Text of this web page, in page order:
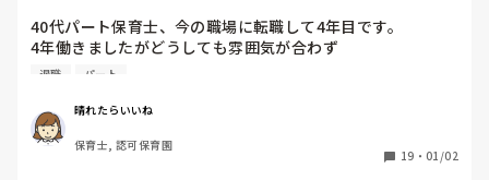
40代パート保育士、今の職場に転職して4年目です。
4年働きましたがどうしても雰囲気が合わず
退職しようと思っています。
周りの職員は、勤続10年以上から何十年という先生がほとん
どです。
保護者子どもの愚痴悪口が多く、
退職 パート
晴れたらいいね
保育士, 認可保育園
19 ・ 01/02